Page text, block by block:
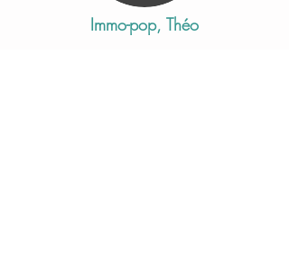
Immo-pop, Théo